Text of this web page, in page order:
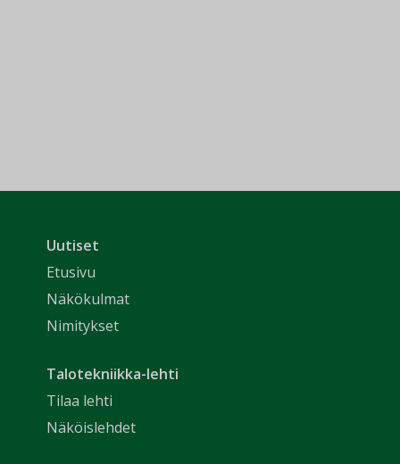
Uutiset
Etusivu
Näkökulmat
Nimitykset
Talotekniikka-lehti
Tilaa lehti
Näköislehdet